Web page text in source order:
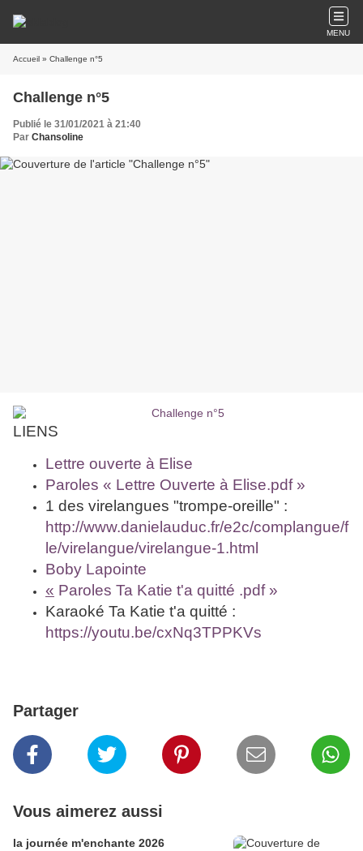
MENU
Accueil » Challenge n°5
Challenge n°5
Publié le 31/01/2021 à 21:40
Par Chansoline
LIENS
Lettre ouverte à Elise
Paroles « Lettre Ouverte à Elise.pdf »
1 des virelangues "trompe-oreille" :
http://www.danielauduc.fr/e2c/complangue/f
le/virelangue/virelangue-1.html
Boby Lapointe
« Paroles Ta Katie t'a quitté .pdf »
Karaoké Ta Katie t'a quitté :
https://youtu.be/cxNq3TPPKVs
Partager
Vous aimerez aussi
la journée m'enchante 2026